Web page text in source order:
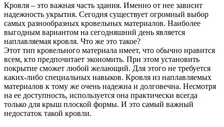
Кровля – это важная часть здания. Именно от нее зависит
надежность укрытия. Сегодня существует огромный выбор
самых разнообразных кровельных материалов. Наиболее
выгодным вариантом на сегодняшний день является
наплавляемая кровля. Что же это такое?
Этот тип кровельного материала имеет, что обычно нравится
всем, кто предпочитает экономить. При этом установить
покрытие сможет любой желающий. Для этого не требуется
каких-либо специальных навыков. Кровля из наплавляемых
материалов к тому же очень надежна и долговечна. Несмотря
на ее доступность, используется она практически всегда
только для крыш плоской формы. И это самый важный
недостаток такой кровли.